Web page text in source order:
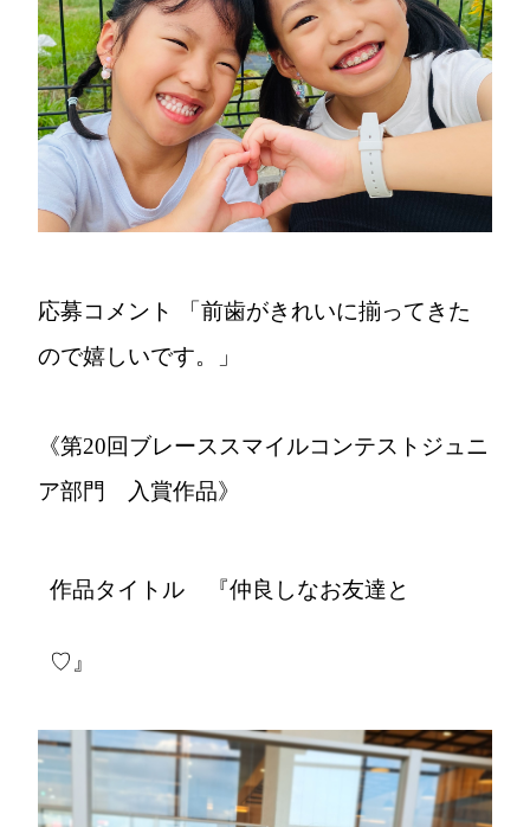
応募コメント
「前歯がきれいに揃ってきた
ので嬉しいです。」
《第20回ブレーススマイルコンテストジュニ
ア部門 入賞作品》
作品タイトル 『仲良しなお友達と
♡』